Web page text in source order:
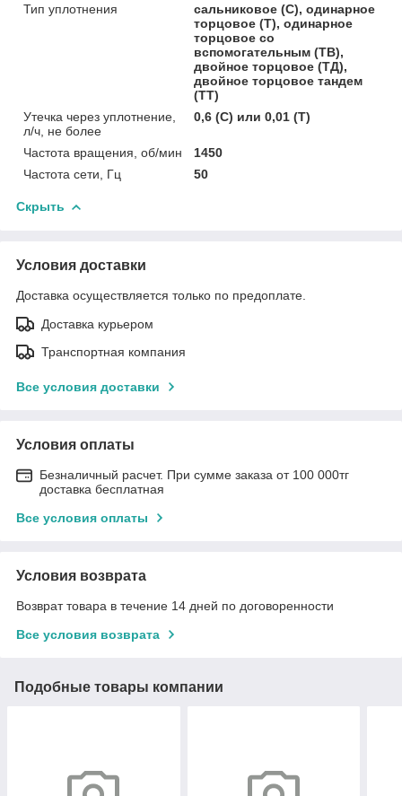
Тип уплотнения
сальниковое (С), одинарное
торцовое (Т), одинарное
торцовое со
вспомогательным (ТВ),
двойное торцовое (ТД),
двойное торцовое тандем
(ТТ)
Утечка через уплотнение,
л/ч, не более
0,6 (С) или 0,01 (Т)
Частота вращения, об/мин
1450
Частота сети, Гц
50
Скрыть
Условия доставки
Доставка осуществляется только по предоплате.
Доставка курьером
Транспортная компания
Все условия доставки
Условия оплаты
Безналичный расчет. При сумме заказа от 100 000тг
доставка бесплатная
Все условия оплаты
Условия возврата
Возврат товара в течение 14 дней по договоренности
Все условия возврата
Подобные товары компании